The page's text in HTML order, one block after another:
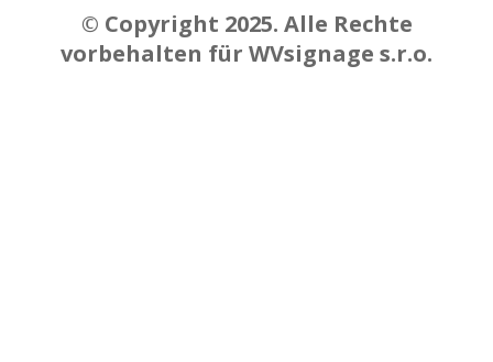
© Copyright 2025. Alle Rechte
vorbehalten für WVsignage s.r.o.